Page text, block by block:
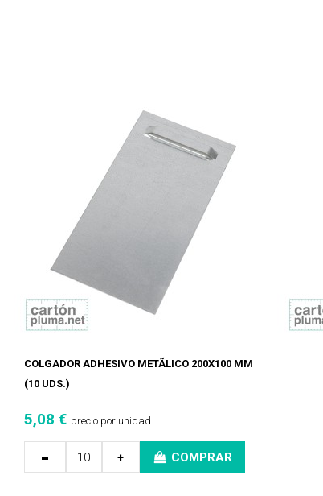
COLGADOR ADHESIVO METÃLICO 200X100 MM
(10 UDS.)
5,08 € precio por unidad
+
- COMPRAR